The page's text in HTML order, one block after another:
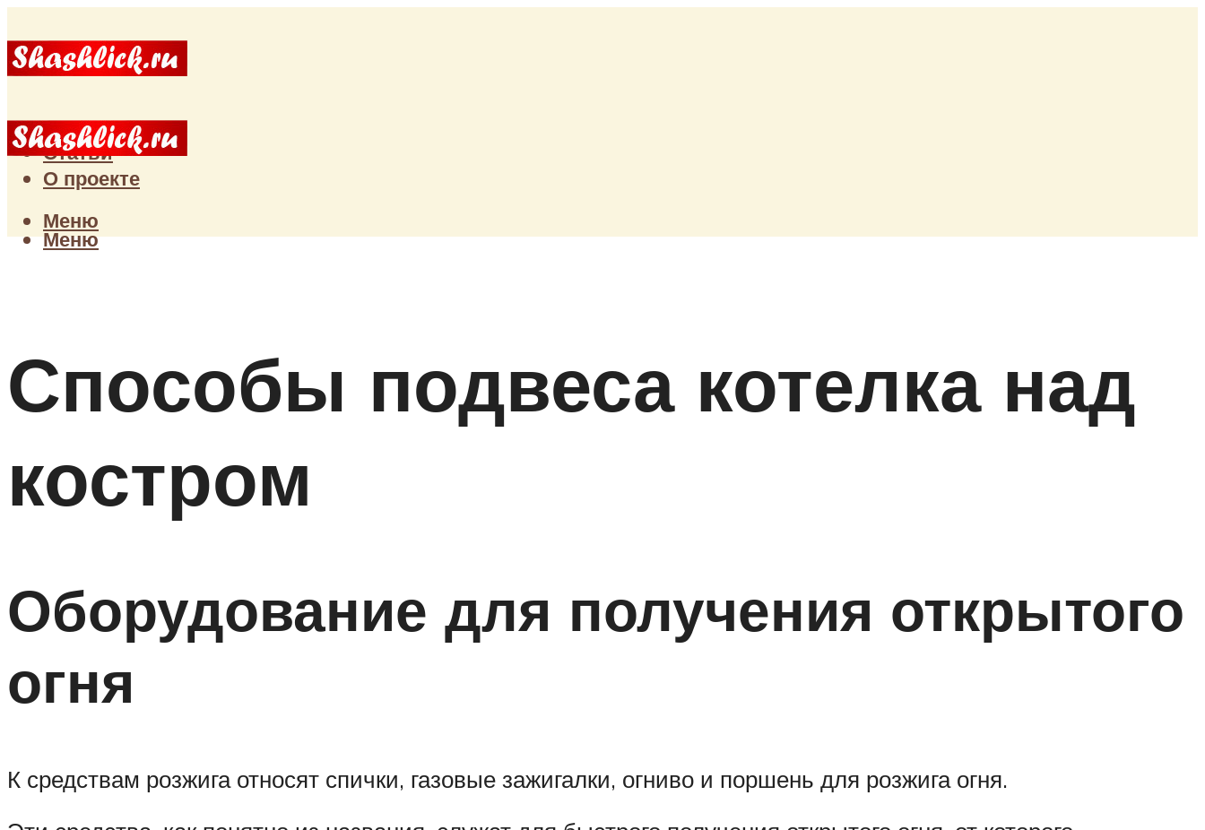
Главная
Статьи
О проекте
Меню
Меню
Способы подвеса котелка над
костром
Оборудование для получения открытого
огня
К средствам розжига относят спички, газовые зажигалки, огниво и поршень для розжига огня.